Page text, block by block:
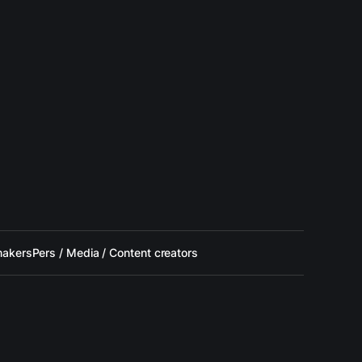
Pers / Media / Content creators